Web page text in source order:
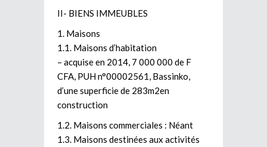
II- BIENS IMMEUBLES
1. Maisons
1.1. Maisons d’habitation
– acquise en 2014, 7 000 000 de F
CFA, PUH n°00002561, Bassinko,
d’une superficie de 283m2en
construction
1.2. Maisons commerciales : Néant
1.3. Maisons destinées aux activités